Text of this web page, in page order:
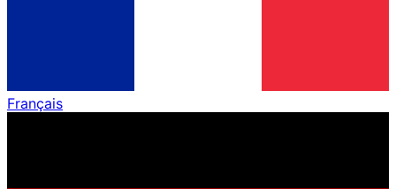
Français